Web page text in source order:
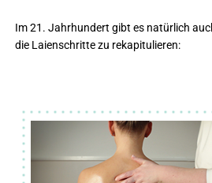
Im 21. Jahrhundert gibt es natürlich
die Laienschritte zu rekapitulieren: